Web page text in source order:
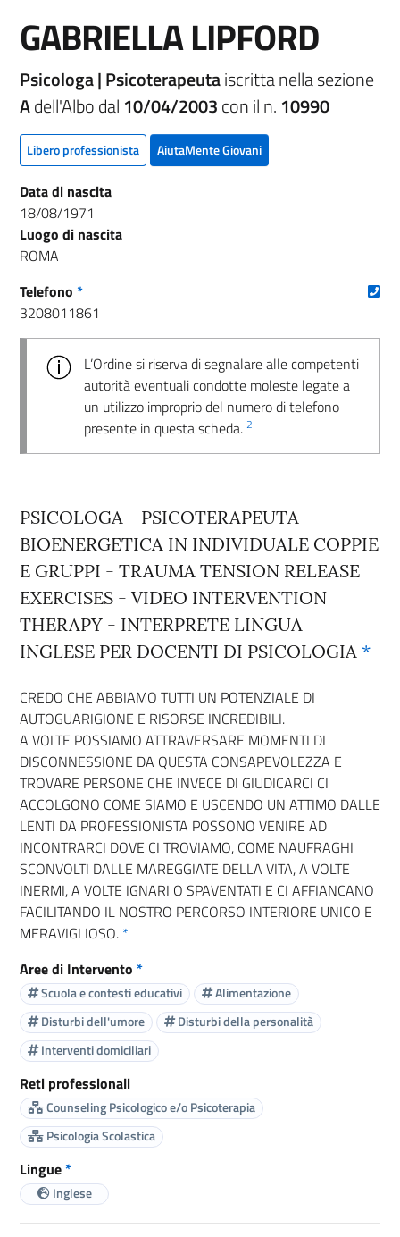
GABRIELLA LIPFORD
Psicologa | Psicoterapeutaiscritta nella sezione
Adell'Albo dal 10/04/2003con il n. 10990
Libero professionista AiutaMente Giovani
Data di nascita
18/08/1971
Luogo di nascita
ROMA
Telefono *
3208011861
L’Ordine si riserva di segnalare alle competenti
autorità eventuali condotte moleste legate a
un utilizzo improprio del numero di telefono
presente in questa scheda. 2
PSICOLOGA - PSICOTERAPEUTA
BIOENERGETICA IN INDIVIDUALE COPPIE
E GRUPPI - TRAUMA TENSION RELEASE
EXERCISES - VIDEO INTERVENTION
THERAPY - INTERPRETE LINGUA
INGLESE PER DOCENTI DI PSICOLOGIA *
CREDO CHE ABBIAMO TUTTI UN POTENZIALE DI
AUTOGUARIGIONE E RISORSE INCREDIBILI.
A VOLTE POSSIAMO ATTRAVERSARE MOMENTI DI
DISCONNESSIONE DA QUESTA CONSAPEVOLEZZA E
TROVARE PERSONE CHE INVECE DI GIUDICARCI CI
ACCOLGONO COME SIAMO E USCENDO UN ATTIMO DALLE
LENTI DA PROFESSIONISTA POSSONO VENIRE AD
INCONTRARCI DOVE CI TROVIAMO, COME NAUFRAGHI
SCONVOLTI DALLE MAREGGIATE DELLA VITA, A VOLTE
INERMI, A VOLTE IGNARI O SPAVENTATI E CI AFFIANCANO
FACILITANDO IL NOSTRO PERCORSO INTERIORE UNICO E
MERAVIGLIOSO. *
Aree di Intervento *
Scuola e contesti educativi
Alimentazione
Disturbi dell'umore
Disturbi della personalità
Interventi domiciliari
Reti professionali
Counseling Psicologico e/o Psicoterapia
Psicologia Scolastica
Lingue*
Inglese